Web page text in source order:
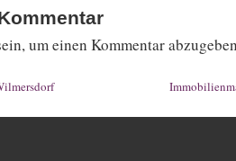
um einen Kommentar